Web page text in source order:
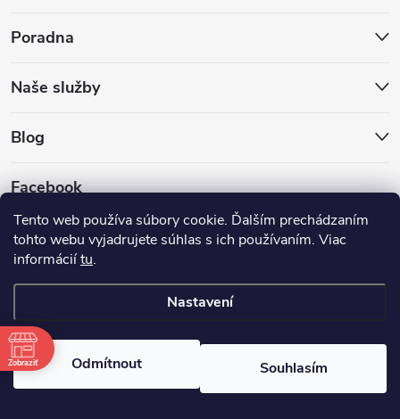
Tento web používa súbory cookie. Ďalším prechádzaním
tohto webu vyjadrujete súhlas s ich používaním. Viac
informáciítu.
Nastavení
Odmítnout Souhlasím
Poradna
Naše služby
Blog
Facebook
Copyright 2026 Hokejovekorcule.sk. Všechna práva vyhrazena.
Zobraziť